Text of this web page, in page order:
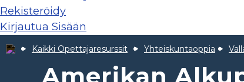
Rekisteröidy
Kirjautua Sisään
Kaikki Opettajaresurssit Yhteiskuntaoppia
Amerikan